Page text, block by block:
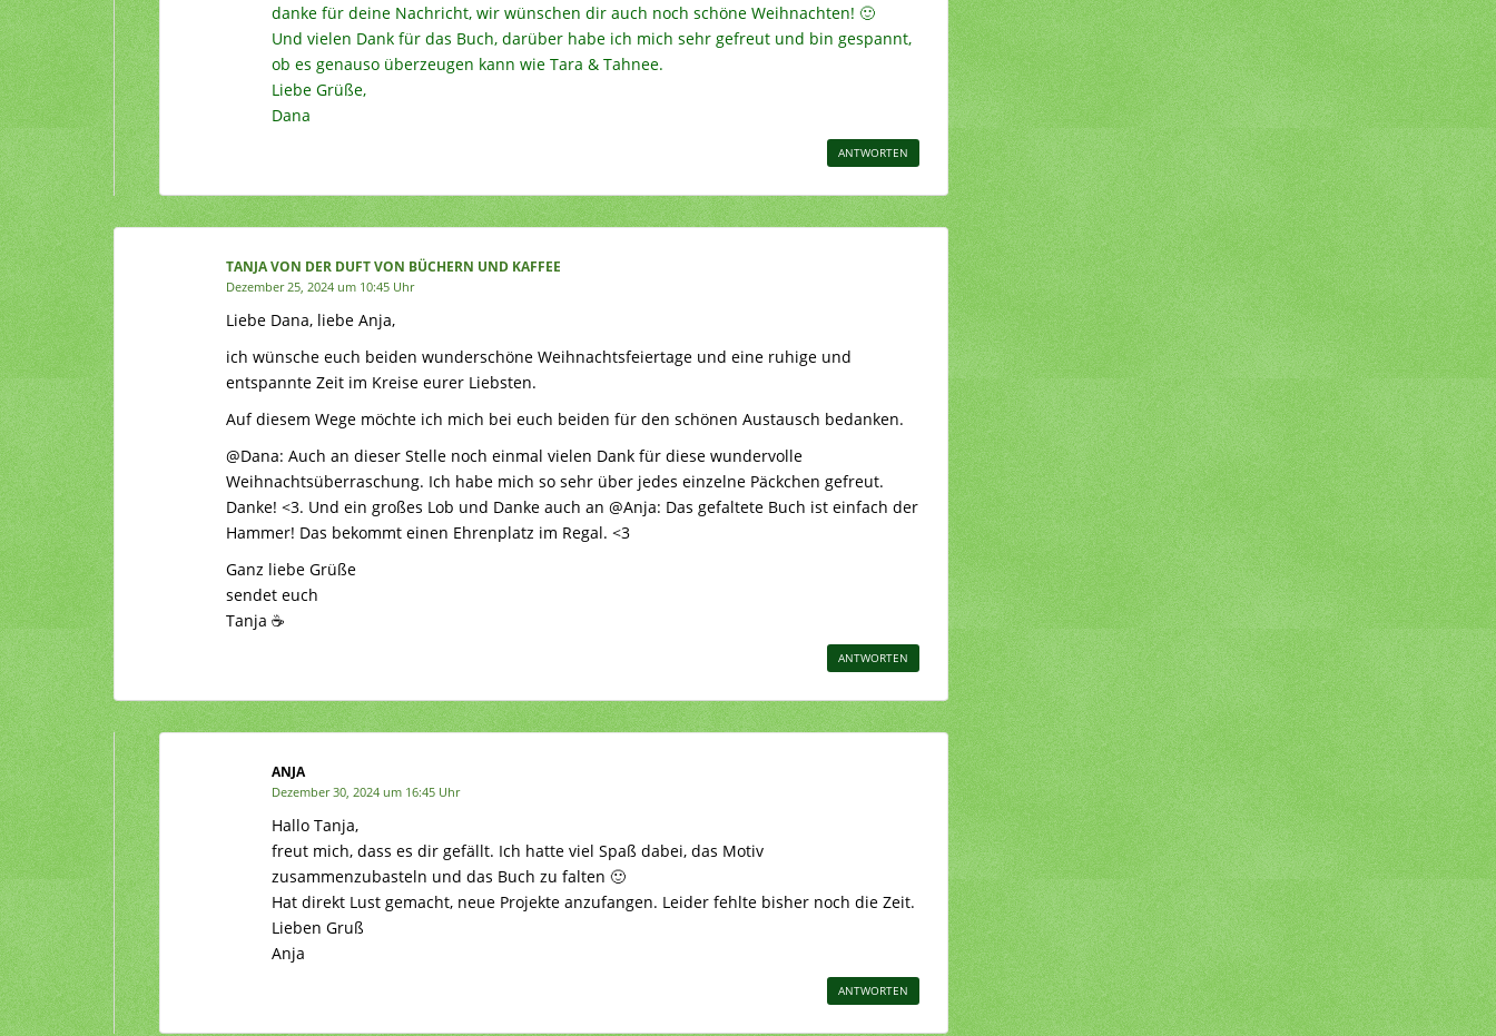
danke für deine Nachricht, wir wünschen dir auch noch schöne Weihnachten! 🙂
Und vielen Dank für das Buch, darüber habe ich mich sehr gefreut und bin gespannt,
ob es genauso überzeugen kann wie Tara & Tahnee.
Liebe Grüße,
Dana
ANTWORTEN
TANJA VON DER DUFT VON BÜCHERN UND KAFFEE
Dezember 25, 2024 um 10:45 Uhr
Liebe Dana, liebe Anja,
ich wünsche euch beiden wunderschöne Weihnachtsfeiertage und eine ruhige und
entspannte Zeit im Kreise eurer Liebsten.
Auf diesem Wege möchte ich mich bei euch beiden für den schönen Austausch bedanken.
@Dana: Auch an dieser Stelle noch einmal vielen Dank für diese wundervolle
Weihnachtsüberraschung. Ich habe mich so sehr über jedes einzelne Päckchen gefreut.
Danke! <3. Und ein großes Lob und Danke auch an @Anja: Das gefaltete Buch ist einfach der
Hammer! Das bekommt einen Ehrenplatz im Regal. <3
Ganz liebe Grüße
sendet euch
Tanja ☕
ANTWORTEN
ANJA
Dezember 30, 2024 um 16:45 Uhr
Hallo Tanja,
freut mich, dass es dir gefällt. Ich hatte viel Spaß dabei, das Motiv
zusammenzubasteln und das Buch zu falten 🙂
Hat direkt Lust gemacht, neue Projekte anzufangen. Leider fehlte bisher noch die Zeit.
Lieben Gruß
Anja
ANTWORTEN